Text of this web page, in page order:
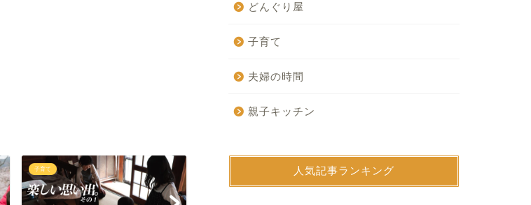
子育て 子育て
どんぐり屋
子育て
夫婦の時間
親子キッチン
人気記事ランキング